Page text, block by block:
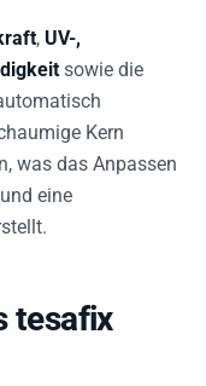
, UV-,
sowie die
Kern
was das Anpassen
eine
tesafix